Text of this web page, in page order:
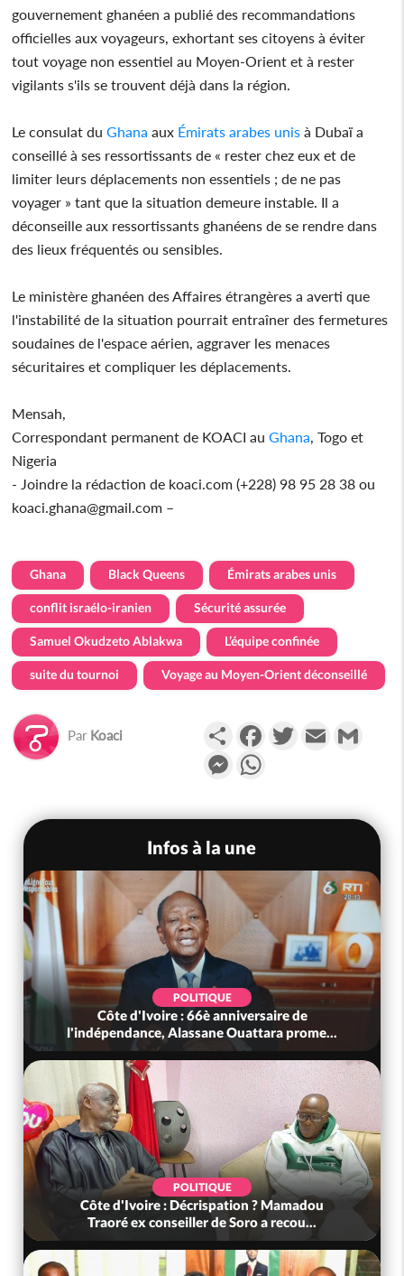
gouvernement ghanéen a publié des recommandations
officielles aux voyageurs, exhortant ses citoyens à éviter
tout voyage non essentiel au Moyen-Orient et à rester
vigilants s'ils se trouvent déjà dans la région.
Le consulat duGhana aux Émirats arabes unis à Dubaï a
conseillé à ses ressortissants de « rester chez eux et de
limiter leurs déplacements non essentiels ; de ne pas
voyager » tant que la situation demeure instable. Il a
déconseille aux ressortissants ghanéens de se rendre dans
des lieux fréquentés ou sensibles.
Le ministère ghanéen des Affaires étrangères a averti que
l'instabilité de la situation pourrait entraîner des fermetures
soudaines de l'espace aérien, aggraver les menaces
sécuritaires et compliquer les déplacements.
Mensah,
Correspondant permanent de KOACI auGhana , Togo et
Nigeria
- Joindre la rédaction de koaci.com (+228) 98 95 28 38 ou
koaci.ghana@gmail.com –
Ghana Black Queens Émirats arabes unis
conflit israélo-iranien Sécurité assurée
Samuel Okudzeto Ablakwa L’équipe confinée
suite du tournoi Voyage au Moyen-Orient déconseillé
Par Koaci PartagerFacebookTwitterEmail
Messenger
Infos à la une
POLITIQUE
Côte d'Ivoire : 66è anniversaire de
l'indépendance, Alassane Ouattara prome...
POLITIQUE
Côte d'Ivoire : Décrispation ? Mamadou
Traoré ex conseiller de Soro a recou...